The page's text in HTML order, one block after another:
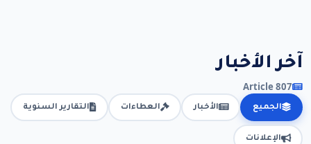
آخر الأخبار
807 Article
الجميع الأخبار العطاءات التقارير السنوية
الإعلانات